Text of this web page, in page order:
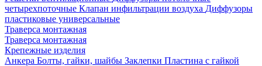
четырехпоточные Клапан инфильтрации воздуха Диффузоры
пластиковые универсальные
Траверса монтажная
Траверса монтажная
Крепежные изделия
Анкера Болты, гайки, шайбы Заклепки Пластина с гайкой